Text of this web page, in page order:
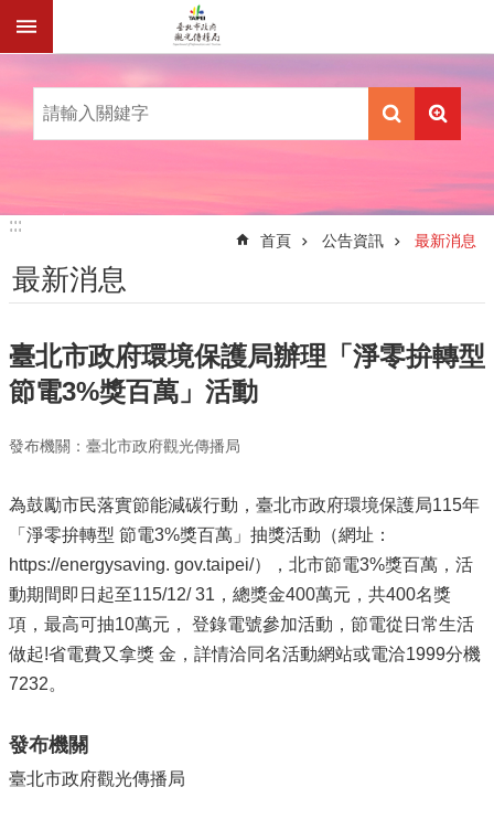
跳到主要內容區塊
:::
:::
首頁 公告資訊 最新消息
最新消息
臺北市政府環境保護局辦理「淨零拚轉型
節電3%獎百萬」活動
發布機關：臺北市政府觀光傳播局
為鼓勵市民落實節能減碳行動，臺北市政府環境保護局115年
「淨零拚轉型 節電3%獎百萬」抽獎活動（網址：
https://energysaving. gov.taipei/），北市節電3%獎百萬，活
動期間即日起至115/12/ 31，總獎金400萬元，共400名獎
項，最高可抽10萬元， 登錄電號參加活動，節電從日常生活
做起!省電費又拿獎 金，詳情洽同名活動網站或電洽1999分機
7232。
發布機關
臺北市政府觀光傳播局